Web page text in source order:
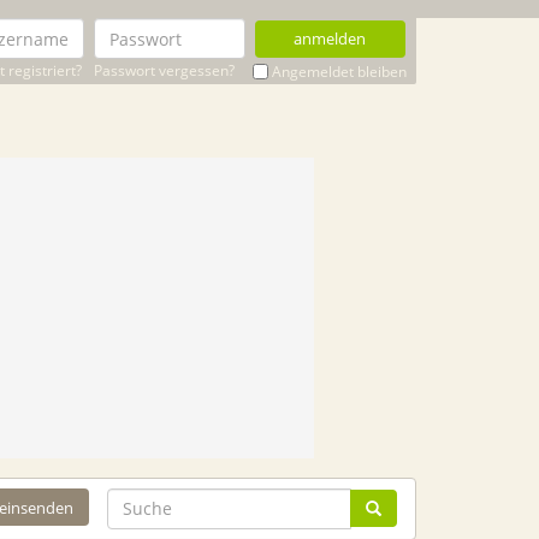
anmelden
registriert? Passwort vergessen? Angemeldet bleiben